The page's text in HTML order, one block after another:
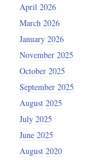
April 2026
March 2026
January 2026
November 2025
October 2025
September 2025
August 2025
July 2025
June 2025
August 2020